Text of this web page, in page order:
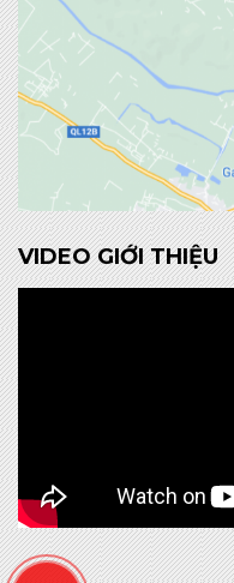
VIDEO GIỚI THIỆU